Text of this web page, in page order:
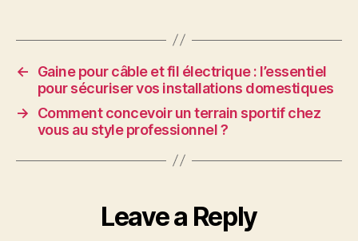
←
Gaine pour câble et fil électrique : l’essentiel
pour sécuriser vos installations domestiques
→
Comment concevoir un terrain sportif chez
vous au style professionnel ?
Leave a Reply